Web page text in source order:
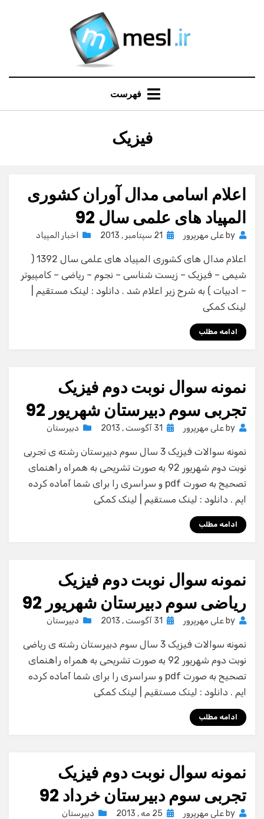
فهرست
برچسب
:
فیزیک
اعلام اسامی مدال آوران کشوری
المپیاد های علمی سال 92
by علی مهرپرور
Posted
21 سپتامبر , 2013 اخبار المپیاد
اعلام مدال های کشوری المپیاد های علمی سال 1392 (
شیمی – فیزیک – زیست شناسی – نجوم – ریاضی – کامپیوتر
– ادبیات ) به شرح زیر اعلام شد . دانلود : لینک مستقیم |
لینک کمکی
ادامه مطلب
نمونه سوال نوبت دوم فیزیک
تجربی سوم دبیرستان شهریور 92
by علی مهرپرور
Posted
31 آگوست , 2013 دبیرستان
نمونه سوالات فیزیک 3 سال سوم دبیرستان رشته ی تجربی
نوبت دوم شهریور 92 به صورت تشریحی به همراه راهنمای
تصحیح به صورت pdf و سراسری را برای شما آماده کرده
ایم . دانلود : لینک مستقیم | لینک کمکی
ادامه مطلب
نمونه سوال نوبت دوم فیزیک
ریاضی سوم دبیرستان شهریور 92
by علی مهرپرور
Posted
31 آگوست , 2013 دبیرستان
نمونه سوالات فیزیک 3 سال سوم دبیرستان رشته ی ریاضی
نوبت دوم شهریور 92 به صورت تشریحی به همراه راهنمای
تصحیح به صورت pdf و سراسری را برای شما آماده کرده
ایم . دانلود : لینک مستقیم | لینک کمکی
ادامه مطلب
نمونه سوال نوبت دوم فیزیک
تجربی سوم دبیرستان خرداد 92
by علی مهرپرور
Posted
25 مه , 2013 دبیرستان